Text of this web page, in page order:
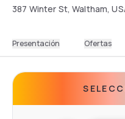
387 Winter St, Waltham,
Presentación Ofertas